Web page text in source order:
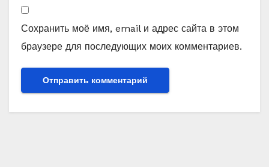
Сохранить моё имя, email и адрес сайта в этом
браузере для последующих моих комментариев.